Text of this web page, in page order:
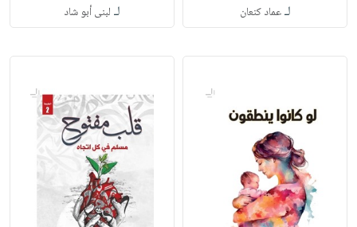
لـعماد‭ ‬كنعان لـ لبنى‭ ‬أبو‭ ‬شاد